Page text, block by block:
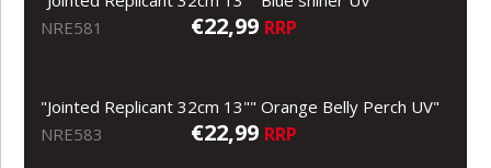
NRE581
€22,99 RRP
"Jointed Replicant 32cm 13"" Orange Belly Perch UV"
NRE583
€22,99 RRP